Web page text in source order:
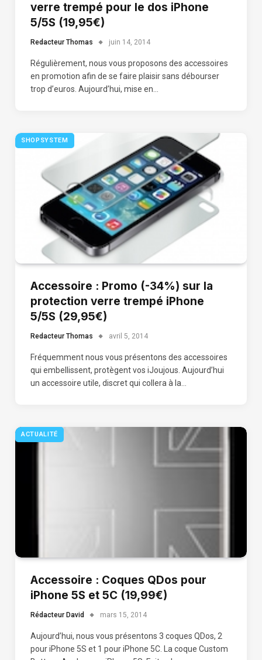
verre trempé pour le dos iPhone
5/5S (19,95€)
Redacteur Thomas juin 14, 2014
Régulièrement, nous vous proposons des accessoires
en promotion afin de se faire plaisir sans débourser
trop d’euros. Aujourd’hui, mise en…
SHOPSYSTEM
Accessoire : Promo (-34%) sur la
protection verre trempé iPhone
5/5S (29,95€)
Redacteur Thomas avril 5, 2014
Fréquemment nous vous présentons des accessoires
qui embellissent, protègent vos iJoujous. Aujourd’hui
un accessoire utile, discret qui collera à la…
ACTUALITÉ
Accessoire : Coques QDos pour
iPhone 5S et 5C (19,99€)
Rédacteur David mars 15, 2014
Aujourd’hui, nous vous présentons 3 coques QDos, 2
pour iPhone 5S et 1 pour iPhone 5C. La coque Custom